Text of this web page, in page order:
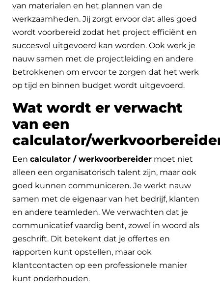
van materialen en het plannen van de
werkzaamheden. Jij zorgt ervoor dat alles goed
wordt voorbereid zodat het project efficiënt en
succesvol uitgevoerd kan worden. Ook werk je
nauw samen met de projectleiding en andere
betrokkenen om ervoor te zorgen dat het werk
op tijd en binnen budget wordt uitgevoerd.
Wat wordt er verwacht
van een
calculator/
Een calculator / werkvoorbereider moet niet
alleen een organisatorisch talent zijn, maar ook
goed kunnen communiceren. Je werkt nauw
samen met de eigenaar van het bedrijf, klanten
en andere teamleden. We verwachten dat je
communicatief vaardig bent, zowel in woord als
geschrift. Dit betekent dat je offertes en
rapporten kunt opstellen, maar ook
klantcontacten op een professionele manier
kunt onderhouden.